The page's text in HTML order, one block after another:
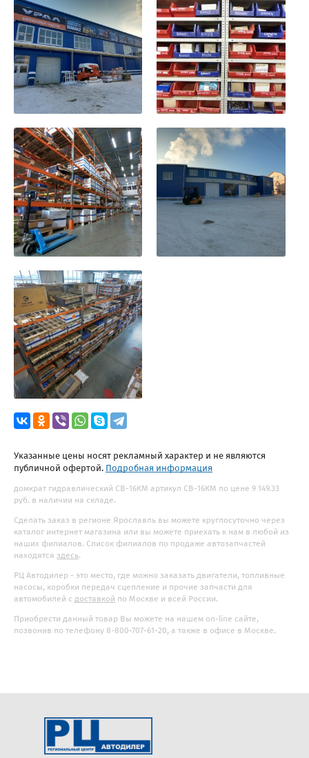
Указанные цены носят рекламный характер и не являются
публичной офертой. Подробная информация
домкрат гидравлический СВ-16КМ артикул СВ-16КМ по цене 9 149.33
руб. в наличии на складе.
Сделать заказ в регионе Ярославль вы можете круглосуточно через
каталог интернет магазина или вы можете приехать к нам в любой из
наших филиалов. Список филиалов по продаже автозапчастей
находятся здесь.
РЦ Автодилер - это место, где можно заказать двигатели, топливные
насосы, коробки передач сцепление и прочие запчасти для
автомобилей с доставкой по Москве и всей России.
Приобрести данный товар Вы можете на нашем on-line сайте,
позвонив по телефону 8-800-707-61-20, а также в офисе в Москве.